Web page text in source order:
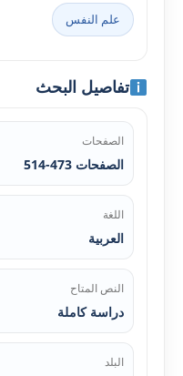
علم النفس
تفاصيل البحث
الصفحات
الصفحات 473-514
اللغة
العربية
النص المتاح
دراسة كاملة
البلد